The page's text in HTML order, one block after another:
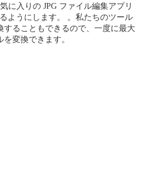
に入りの JPG ファイル編集アプリ
ようにします。 。私たちのツール
ることもできるので、一度に最大
を変換できます。